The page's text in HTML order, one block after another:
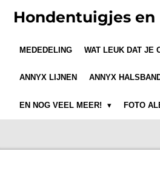
Hondentuigjes en
MEDEDELING WAT LEUK DAT JE
ANNYX LIJNEN ANNYX
EN NOG VEEL MEER! FOTO